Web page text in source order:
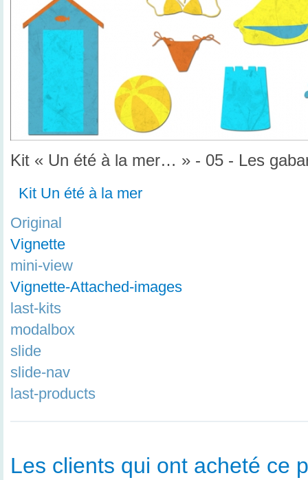
Kit « Un été à la mer… » - 05 - Les
Kit Un été à la mer
Original
Vignette
mini-view
Vignette-Attached-images
last-kits
modalbox
slide
slide-nav
last-products
Les clients qui ont acheté ce